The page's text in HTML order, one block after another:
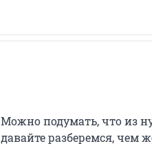
Можно подумать, что из
давайте разберемся, чем